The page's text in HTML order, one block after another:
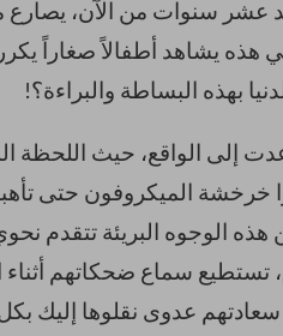
عشر سنوات من الآن، يصارع
يشاهد أطفالاً صغاراً
بهذه البساطة والبراءة؟!
إلى الواقع، حيث اللحظة
خرخشة الميكروفون حتى
هذه الوجوه البريئة تتقدم
تستطيع سماع ضحكاتهم
عدوى نقلوها إليك